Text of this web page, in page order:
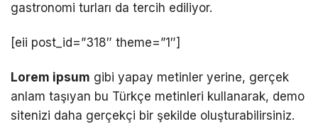
gastronomi turları da tercih ediliyor.
[eii post_id=”318″ theme=”1″]
Lorem ipsum gibi yapay metinler yerine, gerçek
anlam taşıyan bu Türkçe metinleri kullanarak, demo
sitenizi daha gerçekçi bir şekilde oluşturabilirsiniz.